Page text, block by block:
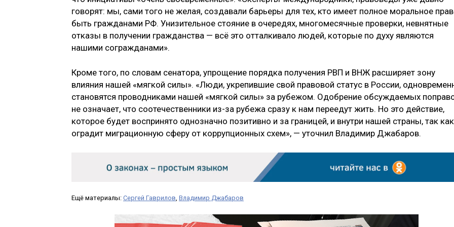
говорят: мы, сами того не желая, создавали барьеры для тех, кто имеет полное моральное
быть гражданами РФ. Унизительное стояние в очередях, многомесячные проверки, невнятные
отказы в получении гражданства — всё это отталкивало людей, которые по духу являются
нашими согражданами».
Кроме того, по словам сенатора, упрощение порядка получения РВП и ВНЖ расширяет зону
влияния нашей «мягкой силы». «Люди, укрепившие свой правовой статус в России,
становятся проводниками нашей «мягкой силы» за рубежом. Одобрение обсуждаемых
не означает, что соотечественники из-за рубежа сразу к нам переедут жить. Но это действие,
которое будет воспринято однозначно позитивно и за границей, и внутри нашей страны, так как
оградит миграционную сферу от коррупционных схем», — уточнил Владимир Джабаров.
Ещё материалы: Сергей Гаврилов, Владимир Джабаров